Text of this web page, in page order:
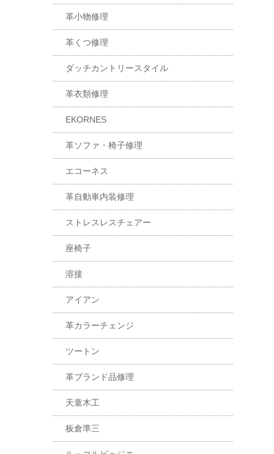
革小物修理
革くつ修理
ダッチカントリースタイル
革衣類修理
EKORNES
革ソファ・椅子修理
エコーネス
革自動車内装修理
ストレスレスチェアー
座椅子
溶接
アイアン
革カラーチェンジ
ツートン
革ブランド品修理
天童木工
板倉準三